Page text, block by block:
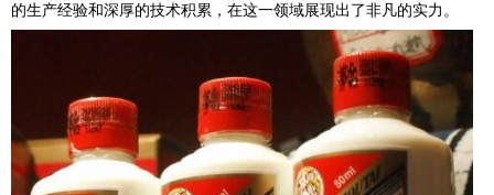
的生产经验和深厚的技术积累，在这一领域展现出了非凡的实力。